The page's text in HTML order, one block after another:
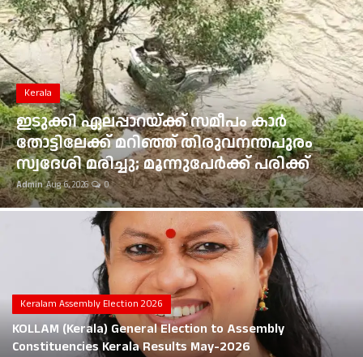
Food
Gulf News
Loksabha Election 2024
Technology
Health
Jobs Mall
Career
Education
Kerala
ഇടുക്കി ഏലപ്പാറയ്ക്ക് സമീപം കാർ
തോട്ടിലേക്ക് മറിഞ്ഞ് തിരുവനന്തപുരം
സ്വദേശി മരിച്ചു; മൂന്നുപേർക്ക് പരിക്ക്
Admin Aug 6, 2026 0
Keralam Assembly Election 2026
KOLLAM (Kerala) General Election to Assembly
Constituencies Kerala Results May-2026